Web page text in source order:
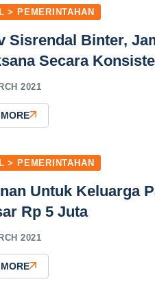
> PEMERINTAHAN
Sisrendal Binter,
Secara
2021
> PEMERINTAHAN
Untuk Keluarga
Rp 5 Juta
2021